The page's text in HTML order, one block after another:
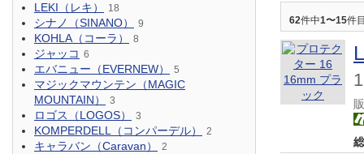
62件中1〜15件
LEKI（レキ） 18
シナノ（SINANO） 9
KOHLA（コーラ） 8
ジャッコ 6
エバニュー（EVERNEW） 5
マジックマウンテン（MAGIC
MOUNTAIN）
3
ロゴス（LOGOS） 3
KOMPERDELL（コンパーデル） 2
キャラバン（Caravan） 2